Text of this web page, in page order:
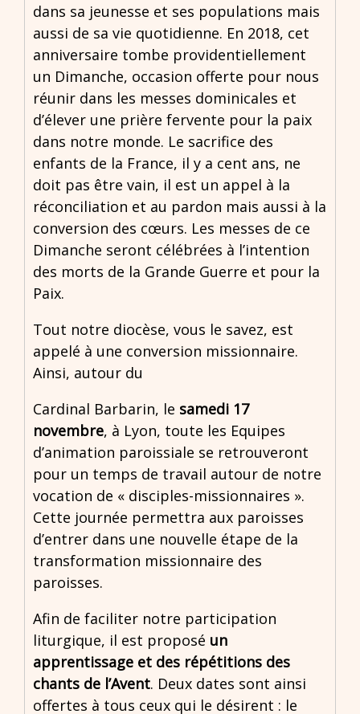
dans sa jeunesse et ses populations mais
aussi de sa vie quotidienne. En 2018, cet
anniversaire tombe providentiellement
un Dimanche, occasion offerte pour nous
réunir dans les messes dominicales et
d’élever une prière fervente pour la paix
dans notre monde. Le sacrifice des
enfants de la France, il y a cent ans, ne
doit pas être vain, il est un appel à la
réconciliation et au pardon mais aussi à la
conversion des cœurs. Les messes de ce
Dimanche seront célébrées à l’intention
des morts de la Grande Guerre et pour la
Paix.
Tout notre diocèse, vous le savez, est
appelé à une conversion missionnaire.
Ainsi, autour du
Cardinal Barbarin, le samedi 17
novembre, à Lyon, toute les Equipes
d’animation paroissiale se retrouveront
pour un temps de travail autour de notre
vocation de « disciples-missionnaires ».
Cette journée permettra aux paroisses
d’entrer dans une nouvelle étape de la
transformation missionnaire des
paroisses.
Afin de faciliter notre participation
liturgique, il est proposé un
apprentissage et des répétitions des
chants de l’Avent. Deux dates sont ainsi
offertes à tous ceux qui le désirent : le